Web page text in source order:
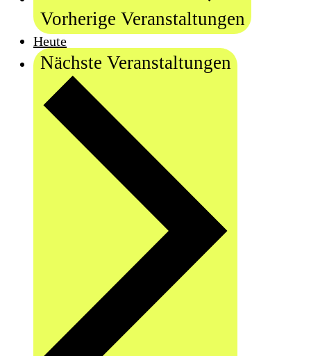
Vorherige Veranstaltungen
Heute
Nächste Veranstaltungen